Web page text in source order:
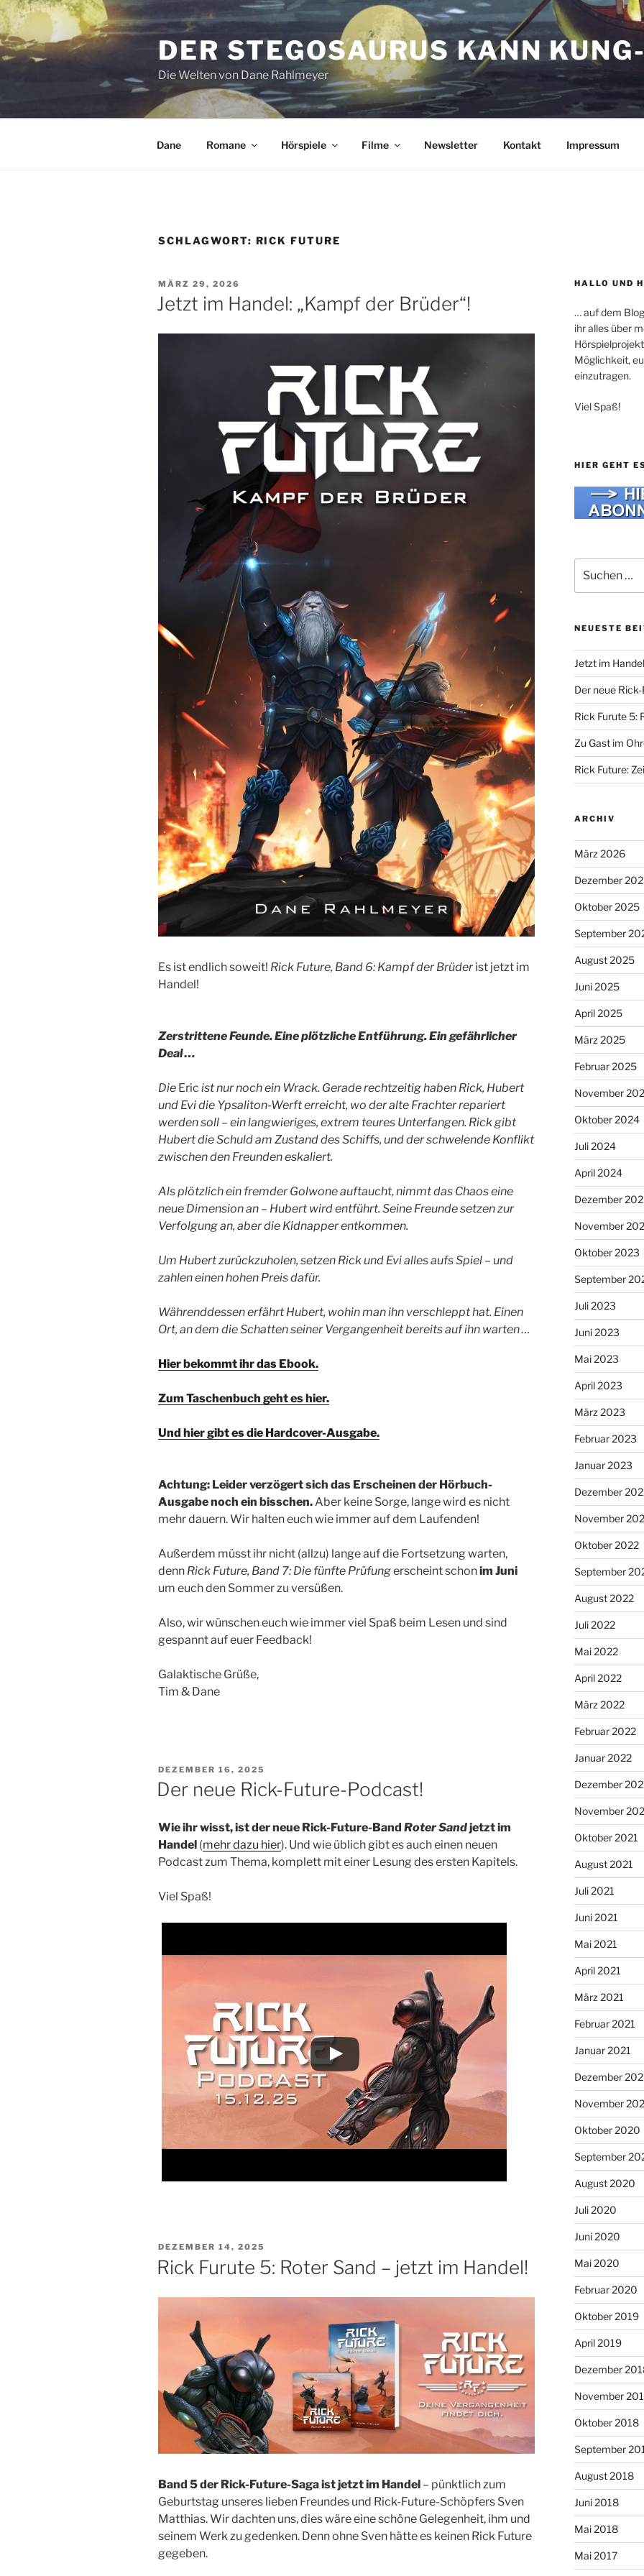
Zum
Inhalt
springen
DER STEGOSAURUS KANN
Die Welten von Dane Rahlmeyer
Dane Romane Hörspiele Filme Newsletter Kontakt Impressum
SCHLAGWORT: RICK FUTURE
VERÖFFENTLICHT
AM
MÄRZ 29, 2026
Jetzt im Handel: „Kampf der Brüder“!
Es ist endlich soweit! Rick Future, Band 6: Kampf der Brüderist jetzt im
Handel!
Zerstrittene Feunde. Eine plötzliche Entführung. Ein gefährlicher
Deal …
Die Eric ist nur noch ein Wrack. Gerade rechtzeitig haben Rick, Hubert
und Evi die Ypsaliton-Werft erreicht, wo der alte Frachter repariert
werden soll – ein langwieriges, extrem teures Unterfangen. Rick gibt
Hubert die Schuld am Zustand des Schiffs, und der schwelende Konflikt
zwischen den Freunden eskaliert.
Als plötzlich ein fremder Golwone auftaucht, nimmt das Chaos eine
neue Dimension an – Hubert wird entführt. Seine Freunde setzen zur
Verfolgung an, aber die Kidnapper entkommen.
Um Hubert zurückzuholen, setzen Rick und Evi alles aufs Spiel – und
zahlen einen hohen Preis dafür.
Währenddessen erfährt Hubert, wohin man ihn verschleppt hat. Einen
Ort, an dem die Schatten seiner Vergangenheit bereits auf ihn warten …
Hier bekommt ihr das Ebook.
Zum Taschenbuch geht es hier.
Und hier gibt es die Hardcover-Ausgabe.
Achtung: Leider verzögert sich das Erscheinen der Hörbuch-
Ausgabe noch ein bisschen. Aber keine Sorge, lange wird es nicht
mehr dauern. Wir halten euch wie immer auf dem Laufenden!
Außerdem müsst ihr nicht (allzu) lange auf die Fortsetzung warten,
denn Rick Future, Band 7: Die fünfte Prüfungerscheint schonim Juni
um euch den Sommer zu versüßen.
Also, wir wünschen euch wie immer viel Spaß beim Lesen und sind
gespannt auf euer Feedback!
Galaktische Grüße,
Tim & Dane
VERÖFFENTLICHT
AM
DEZEMBER 16, 2025
Der neue Rick-Future-Podcast!
Wie ihr wisst, ist der neue Rick-Future-Band Roter Sandjetzt im
Handel (mehr dazu hier). Und wie üblich gibt es auch einen neuen
Podcast zum Thema, komplett mit einer Lesung des ersten Kapitels.
Viel Spaß!
VERÖFFENTLICHT
AM
DEZEMBER 14, 2025
Rick Furute 5: Roter Sand – jetzt im Handel!
Band 5 der Rick-Future-Saga ist jetzt im Handel – pünktlich zum
Geburtstag unseres lieben Freundes und Rick-Future-Schöpfers Sven
Matthias. Wir dachten uns, dies wäre eine schöne Gelegenheit, ihm und
seinem Werk zu gedenken. Denn ohne Sven hätte es keinen Rick Future
gegeben.
HALLO UND
… auf dem
ihr alles über
Möglichkeit,
einzutragen.
Viel Spaß!
HIER GEHT
nach:
NEUESTE
Jetzt im
Der neue
Rick Furute 5:
Zu Gast im
Rick Future:
ARCHIV
März 2026
Dezember
Oktober 2025
September
August 2025
Juni 2025
April 2025
März 2025
Februar 2025
November
Oktober 2024
Juli 2024
April 2024
Dezember
November
Oktober 2023
September
Juli 2023
Juni 2023
Mai 2023
April 2023
März 2023
Februar 2023
Januar 2023
Dezember
November
Oktober 2022
September
August 2022
Juli 2022
Mai 2022
April 2022
März 2022
Februar 2022
Januar 2022
Dezember
November
Oktober 2021
August 2021
Juli 2021
Juni 2021
Mai 2021
April 2021
März 2021
Februar 2021
Januar 2021
Dezember
November
Oktober 2020
September
August 2020
Juli 2020
Juni 2020
Mai 2020
Februar 2020
Oktober 2019
April 2019
Dezember
November
Oktober 2018
September
August 2018
Juni 2018
Mai 2018
Mai 2017